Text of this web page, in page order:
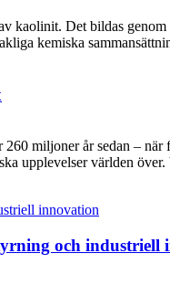
kaolinit. Det bildas
kemiska
miljoner år sedan –
upplevelser världen över.
och industriell